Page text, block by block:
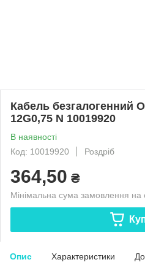
Кабель безгалогенний
12G0,75 N 10019920
В наявності
Код: 10019920
Роздріб
364,50 ₴
Мінімальна сума замовлення на
Опис Характеристики